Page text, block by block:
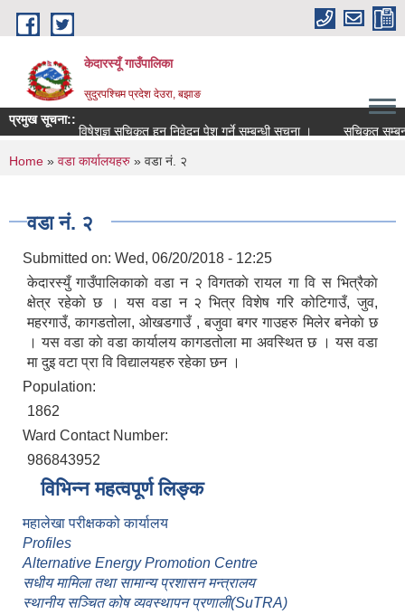
Skip to main content
केदारस्यूँ गाउँपालिका
सुदुरपश्चिम प्रदेश देउरा, बझाङ
प्रमुख सूचना::
विषेशज्ञ सूचिकृत हुन निवेदन पेश गर्ने सम्बन्धी सूचना ।
सूचिकृत सम्बन्धी
You are here
Home » वडा कार्यालयहरु » वडा नं. २
वडा नं. २
Submitted on: Wed, 06/20/2018 - 12:25
केदारस्युँ गाउँपालिकाकाे वडा न २ विगतकाे रायल गा वि स भित्रैकाे
क्षेत्र रहेकाे छ । यस वडा न २ भित्र विशेष गरि कोटिगाउँ, जुव,
महरगाउँ, कागडतोला, ओखडगाउँ , बजुवा बगर गाउहरु मिलेर बनेकाे छ
। यस वडा काे वडा कार्यालय कागडतोला मा अवस्थित छ । यस वडा
मा दुइ वटा प्रा वि विद्यालयहरु रहेका छन ।
Population:
1862
Ward Contact Number:
986843952
विभिन्न महत्वपूर्ण लिङ्क
महालेखा परीक्षकको कार्यालय
Profiles
Alternative Energy Promotion Centre
सधीय मामिला तथा सामान्य प्रशासन मन्त्रालय
स्थानीय सञ्चित कोष व्यवस्थापन प्रणाली(SuTRA)